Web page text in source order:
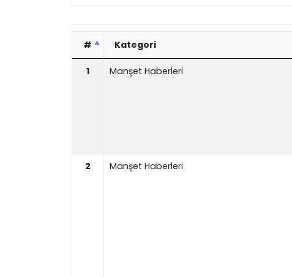
# Kategori
1 Manşet Haberleri
2 Manşet Haberleri